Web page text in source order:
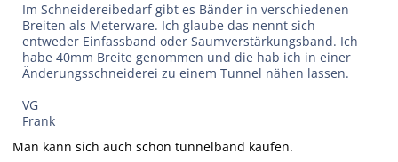
Im Schneidereibedarf gibt es Bänder in verschiedenen
Breiten als Meterware. Ich glaube das nennt sich
entweder Einfassband oder Saumverstärkungsband. Ich
habe 40mm Breite genommen und die hab ich in einer
Änderungsschneiderei zu einem Tunnel nähen lassen.
VG
Frank
Man kann sich auch schon tunnelband kaufen.